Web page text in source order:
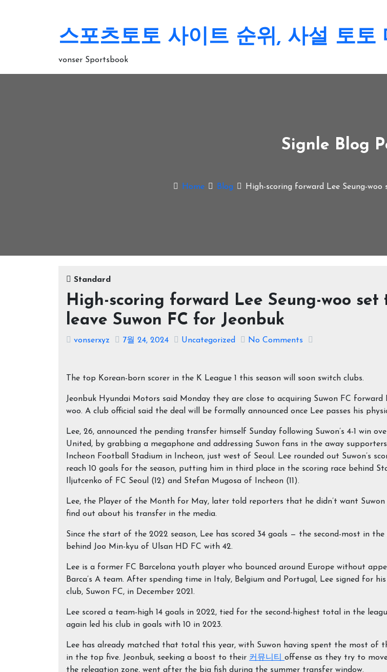
스포츠토토 사이트 순위, 사설 토토
vonser Sportsbook
Signle Blog
Home Blog High-scoring forward Lee Seung-
Standard
High-scoring forward Lee Seung-woo set
leave Suwon FC for Jeonbuk
vonserxyz 7월 24, 2024 Uncategorized No Comments
The top Korean-born scorer in the K League 1 this season will soon switch clubs.
Jeonbuk Hyundai Motors said Monday they are close to acquiring Suwon FC forward
woo. A club official said the deal will be formally announced once Lee passes his
Lee, 26, announced the pending transfer himself Sunday following Suwon’s 4-1 win
United, by grabbing a megaphone and addressing Suwon fans in the away
Incheon Football Stadium in Incheon, just west of Seoul. Lee rounded out Suwon’s
reach 10 goals for the season, putting him in third place in the scoring race behind
Iljutcenko of FC Seoul (12) and Stefan Mugosa of Incheon (11).
Lee, the Player of the Month for May, later told reporters that he didn’t want
find out about his transfer in the media.
Since the start of the 2022 season, Lee has scored 34 goals — the second-most in the
behind Joo Min-kyu of Ulsan HD FC with 42.
Lee is a former FC Barcelona youth player who bounced around Europe without
Barca’s A team. After spending time in Italy, Belgium and Portugal, Lee signed for
club, Suwon FC, in December 2021.
Lee scored a team-high 14 goals in 2022, tied for the second-highest total in the
again led his club in goals with 10 in 2023.
Lee has already matched that total this year, with Suwon having spent the most of
in the top five. Jeonbuk, seeking a boost to their 커뮤니티 offense as they try to
the relegation zone, went after the big fish during the summer transfer window.